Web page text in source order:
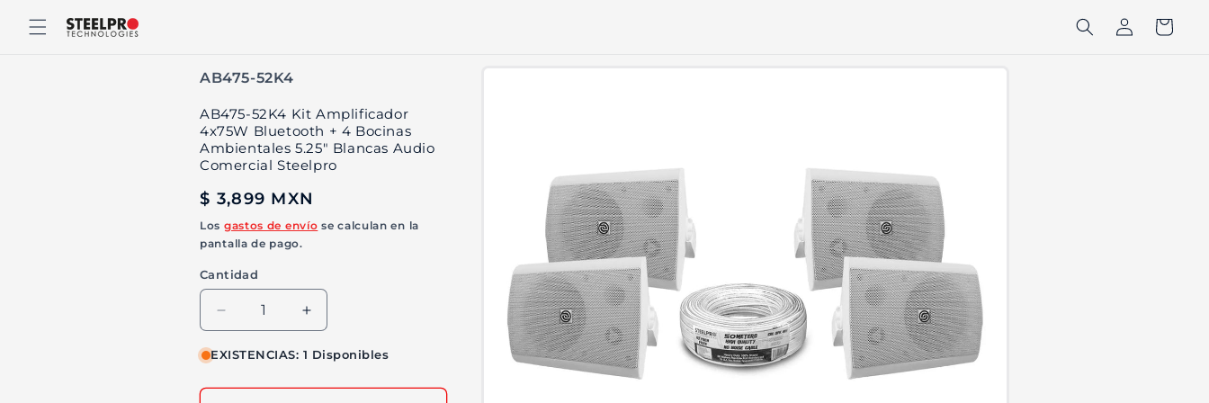
directamente
al contenido
Iniciar
sesión
Carrito
SKU:
AB475-52K4
AB475-52K4 Kit Amplificador
4x75W Bluetooth + 4 Bocinas
Ambientales 5.25" Blancas Audio
Comercial Steelpro
Precio
habitual
$ 3,899 MXN
Los gastos de envío se calculan en la
pantalla de pago.
Cantidad
Reducir
cantidad
para
52K4
Aumentar
cantidad
para
52K4
EXISTENCIAS: 1 Disponibles